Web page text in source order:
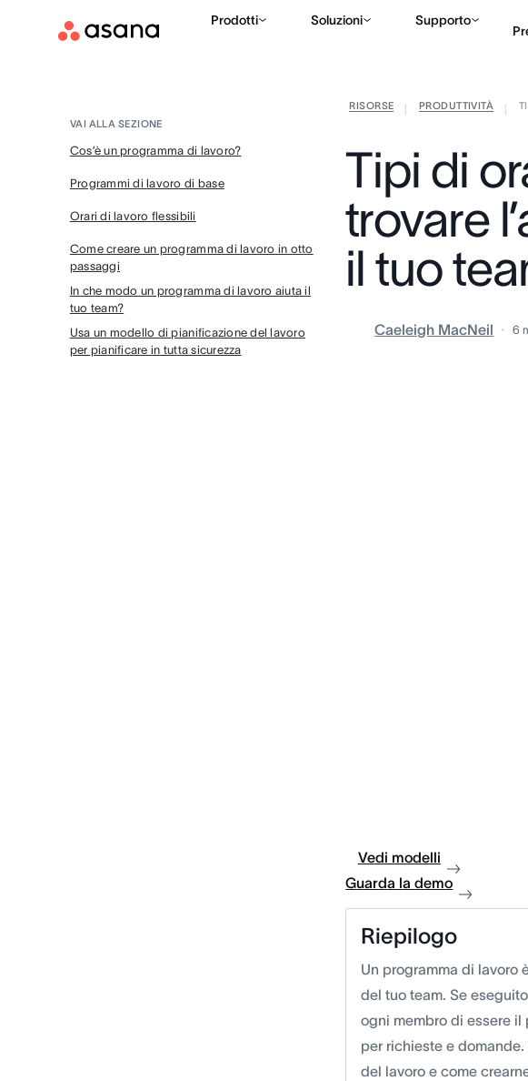
Prodotti Soluzioni Supporto
RISORSE PRODUTTIVITÀ
Tipi di
trovare
il tuo
Caeleigh MacNeil 6
VAI ALLA SEZIONE
Cos’è un programma di lavoro?
Programmi di lavoro di base
Orari di lavoro flessibili
Come creare un programma di lavoro in otto
passaggi
In che modo un programma di lavoro aiuta il
tuo team?
Usa un modello di pianificazione del lavoro
per pianificare in tutta sicurezza
Vedi modelli
Guarda la demo
Riepilogo
Un programma di lavoro
del tuo team. Se
ogni membro di essere
per richieste e
del lavoro e come